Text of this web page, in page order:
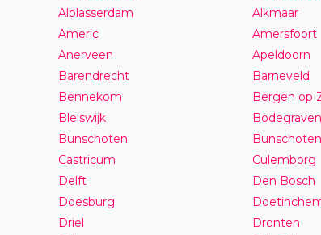
Alblasserdam
Alkmaar
Americ
Amersfoort
Anerveen
Apeldoorn
Barendrecht
Barneveld
Bennekom
Bergen op
Bleiswijk
Bodegraven
Bunschoten
Castricum
Culemborg
Delft
Den Bosch
Doesburg
Driel
Dronten